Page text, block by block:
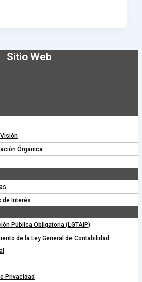
Sitio Web
Órganica
de Interés
Pública Obligatoria (LGTAIP)
de la Ley General de Contabilidad
Privacidad